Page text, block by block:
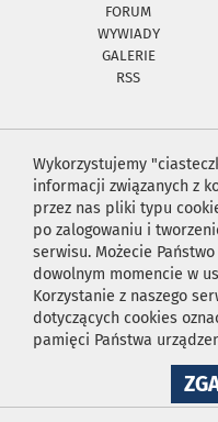
FORUM
WYWIADY
GALERIE
RSS
Wykorzystujemy
informacji związanych z
przez nas pliki typu
po zalogowaniu i
serwisu. Możecie
dowolnym momencie w
Korzystanie z naszego
dotyczących cookies
pamięci Państwa